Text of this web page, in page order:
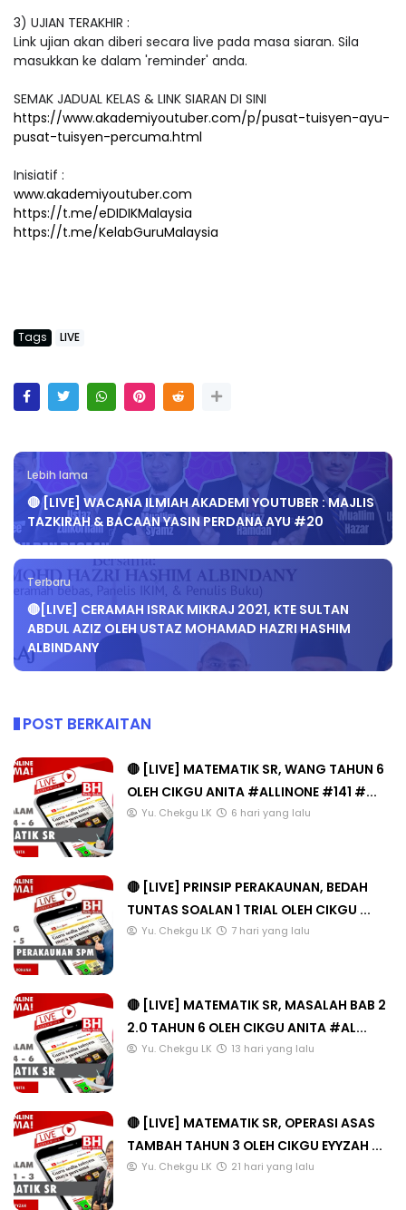
3) UJIAN TERAKHIR :
Link ujian akan diberi secara live pada masa siaran. Sila
masukkan ke dalam 'reminder' anda.
SEMAK JADUAL KELAS & LINK SIARAN DI SINI
https://www.akademiyoutuber.com/p/pusat-tuisyen-ayu-
pusat-tuisyen-percuma.html
Inisiatif :
www.akademiyoutuber.com
https://t.me/eDIDIKMalaysia
https://t.me/KelabGuruMalaysia
Tags LIVE
Lebih lama
🔴 [LIVE] WACANA ILMIAH AKADEMI YOUTUBER : MAJLIS
TAZKIRAH & BACAAN YASIN PERDANA AYU #20
Terbaru
🔴[LIVE] CERAMAH ISRAK MIKRAJ 2021, KTE SULTAN
ABDUL AZIZ OLEH USTAZ MOHAMAD HAZRI HASHIM
ALBINDANY
POST BERKAITAN
🔴 [LIVE] MATEMATIK SR, WANG TAHUN 6
OLEH CIKGU ANITA #ALLINONE #141 #...
Yu. Chekgu LK 6 hari yang lalu
🔴 [LIVE] PRINSIP PERAKAUNAN, BEDAH
TUNTAS SOALAN 1 TRIAL OLEH CIKGU ...
Yu. Chekgu LK 7 hari yang lalu
🔴 [LIVE] MATEMATIK SR, MASALAH BAB 2
2.0 TAHUN 6 OLEH CIKGU ANITA #AL...
Yu. Chekgu LK 13 hari yang lalu
🔴 [LIVE] MATEMATIK SR, OPERASI ASAS
TAMBAH TAHUN 3 OLEH CIKGU EYYZAH ...
Yu. Chekgu LK 21 hari yang lalu